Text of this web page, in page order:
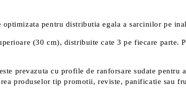
pentru distributia egala a sarcinilor pe
(30 cm), distribuite cate 3 pe fiecare
prevazuta cu profile de ranforsare sudate
produselor tip promotii, reviste, panificatie sau